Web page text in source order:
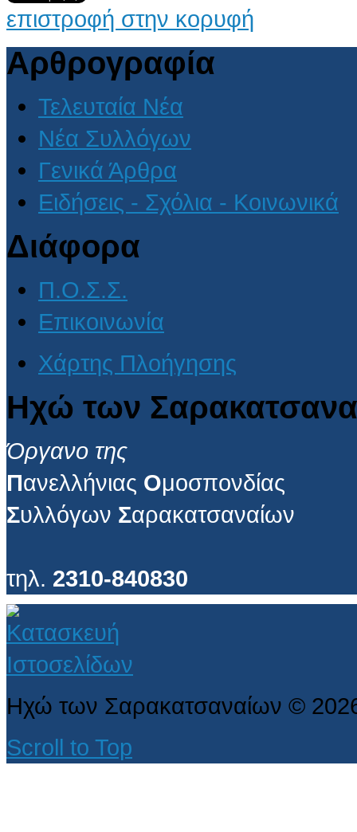
επιστροφή στην κορυφή
Αρθρογραφία
Τελευταία Νέα
Νέα Συλλόγων
Γενικά Άρθρα
Ειδήσεις - Σχόλια - Κοινωνικά
Διάφορα
Π.Ο.Σ.Σ.
Επικοινωνία
Χάρτης Πλοήγησης
Ηχώ των
Όργανο της
Πανελλήνιας Ομοσπονδίας
Συλλόγων Σαρακατσαναίων
τηλ. 2310-840830
Ηχώ των Σαρακατσαναίων ©
Scroll to Top